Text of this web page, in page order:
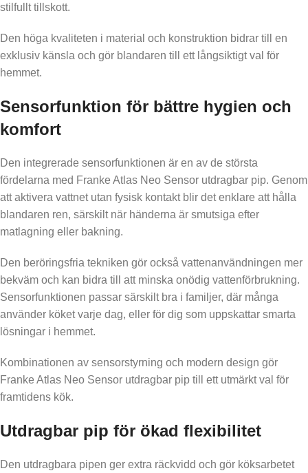
stilfullt tillskott.
Den höga kvaliteten i material och konstruktion bidrar till en
exklusiv känsla och gör blandaren till ett långsiktigt val för
hemmet.
Sensorfunktion för bättre hygien och
komfort
Den integrerade sensorfunktionen är en av de största
fördelarna med Franke Atlas Neo Sensor utdragbar pip. Genom
att aktivera vattnet utan fysisk kontakt blir det enklare att hålla
blandaren ren, särskilt när händerna är smutsiga efter
matlagning eller bakning.
Den beröringsfria tekniken gör också vattenanvändningen mer
bekväm och kan bidra till att minska onödig vattenförbrukning.
Sensorfunktionen passar särskilt bra i familjer, där många
använder köket varje dag, eller för dig som uppskattar smarta
lösningar i hemmet.
Kombinationen av sensorstyrning och modern design gör
Franke Atlas Neo Sensor utdragbar pip till ett utmärkt val för
framtidens kök.
Utdragbar pip för ökad flexibilitet
Den utdragbara pipen ger extra räckvidd och gör köksarbetet